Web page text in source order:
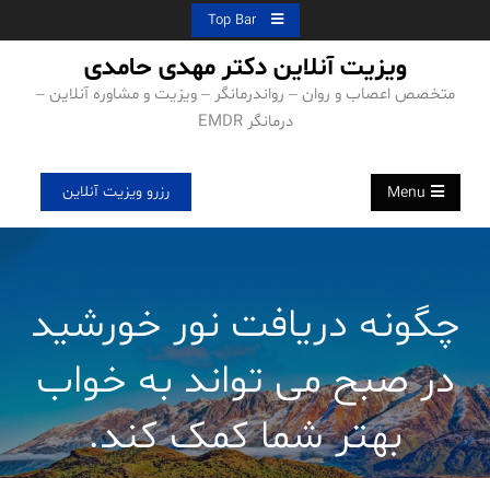
to
Top Bar
ویزیت آنلاین دکتر مهدی حامدی
متخصص اعصاب و روان – رواندرمانگر – ویزیت و مشاوره آنلاین –
درمانگر EMDR
Menu رزرو ویزیت آنلاین
چگونه دریافت نور خورشید
در صبح می تواند به خواب
بهتر شما کمک کند.